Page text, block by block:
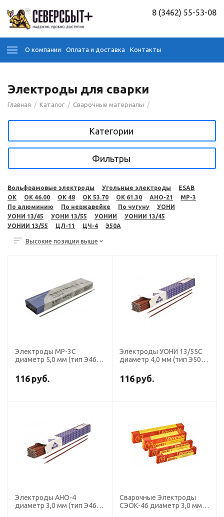
8 (3462) 55-53-08
О компании Оплата и доставка Контакты
Электроды для сварки
Главная / Каталог / Сварочные материалы /
Категории
Фильтры
Вольфрамовые электроды Угольные электроды
ESAB
OK
OK 46.00 OK 48 OK 53.70 OK 61.30 АНО-21
МР-3
По алюминию
По нержавейке По чугуну
УОНИ
УОНИ 13/45
УОНИ 13/55 УОНИИ
УОНИИ 13/45
УОНИИ 13/55
ЦЛ-11 ЦЧ-4 Э50А
Высокие позиции выше
Электроды МР-3С
диаметр 5,0 мм (тип Э46,
(пачка 5 кг, Ротекс)
116 руб.
Электроды УОНИ 13/55С
диаметр 4,0 мм (тип Э50А,
5 кг, ЛЭЗ)
116 руб.
Электроды АНО-4
диаметр 3,0 мм (тип Э46,
Сварочные Электроды
СЭОК-46 диаметр 3,0 мм,